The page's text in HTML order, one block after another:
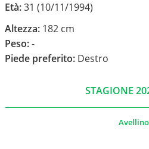
Età:31 (10/11/1994)
Altezza: 182 cm
Peso:-
Piede preferito: Destro
STAGIONE
Avellino